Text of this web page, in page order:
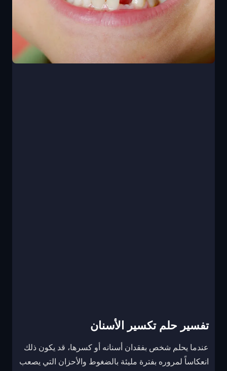
تفسير حلم تكسير الأسنان
عندما يحلم شخص بفقدان أسنانه أو كسرها، قد يكون ذلك
انعكاساً لمروره بفترة مليئة بالضغوط والأحزان التي يصعب